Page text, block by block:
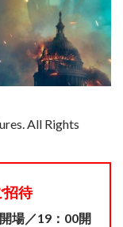
All Rights
招待
場／19：00開